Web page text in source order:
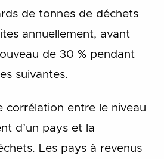
de tonnes de déchets
annuellement, avant
de 30 % pendant
suivantes.
corrélation entre le niveau
d’un pays et la
Les pays à revenus